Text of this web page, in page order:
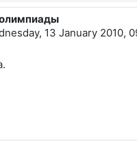
олимпиады
13 January 2010,